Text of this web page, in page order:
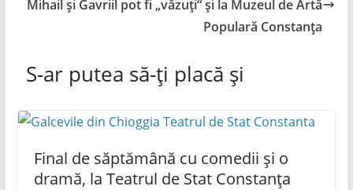
Mihail și Gavriil pot fi „văzuți“ și la Muzeul de Artă
Populară Constanța
S-ar putea să-ți placă și
Final de săptămână cu comedii și o
dramă, la Teatrul de Stat Constanța